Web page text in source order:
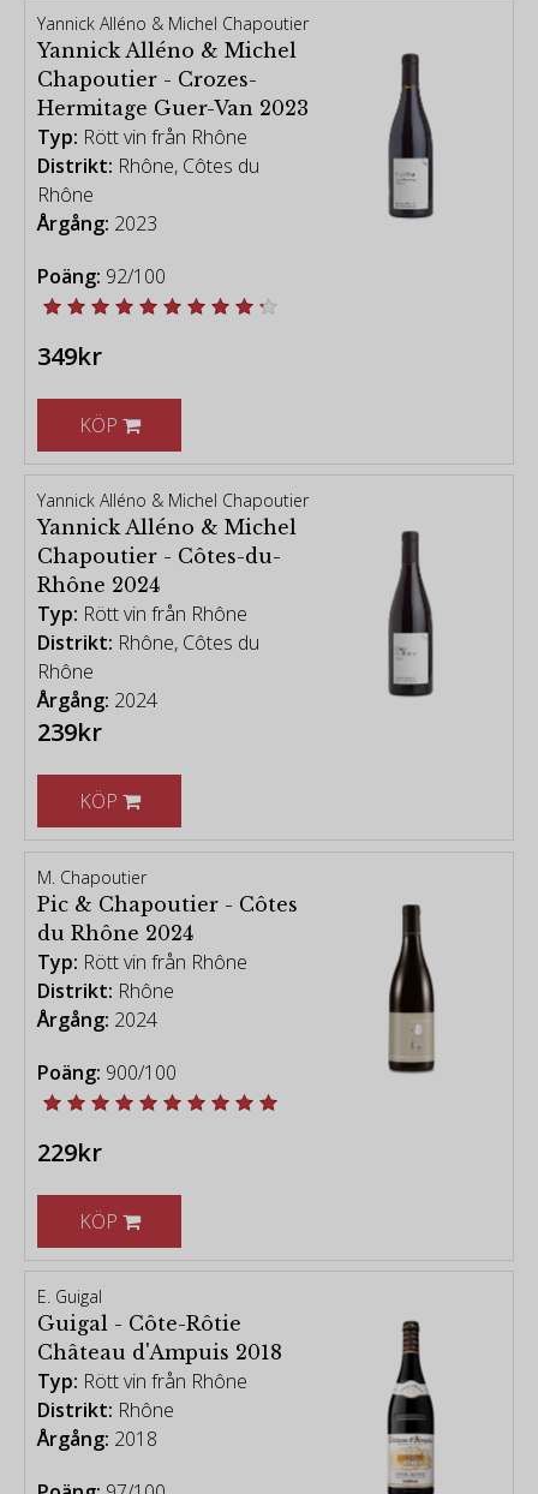
Yannick Alléno & Michel Chapoutier
Yannick Alléno & Michel
Chapoutier - Crozes-
Hermitage Guer-Van 2023
Typ: Rött vin från Rhône
Distrikt: Rhône, Côtes du
Rhône
Årgång: 2023
Poäng: 92/100
349kr
KÖP
Yannick Alléno & Michel Chapoutier
Yannick Alléno & Michel
Chapoutier - Côtes-du-
Rhône 2024
Typ: Rött vin från Rhône
Distrikt: Rhône, Côtes du
Rhône
Årgång: 2024
239kr
KÖP
M. Chapoutier
Pic & Chapoutier - Côtes
du Rhône 2024
Typ: Rött vin från Rhône
Distrikt: Rhône
Årgång: 2024
Poäng: 900/100
229kr
KÖP
E. Guigal
Guigal - Côte-Rôtie
Château d'Ampuis 2018
Typ: Rött vin från Rhône
Distrikt: Rhône
Årgång: 2018